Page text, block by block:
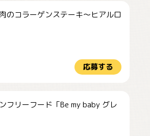
のコラーゲンステーキ～ヒアルロ
応募する
フリーフード「Be my baby グレ